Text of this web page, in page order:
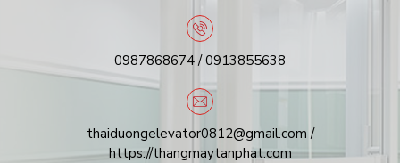
0987868674 / 0913855638
thaiduongelevator0812@gmail.com /
https://thangmaytanphat.com